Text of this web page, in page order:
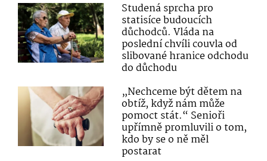
Studená sprcha pro
statisíce budoucích
důchodců. Vláda na
poslední chvíli couvla od
slibované hranice odchodu
do důchodu
„Nechceme být dětem na
obtíž, když nám může
pomoct stát.“ Senioři
upřímně promluvili o tom,
kdo by se o ně měl
postarat